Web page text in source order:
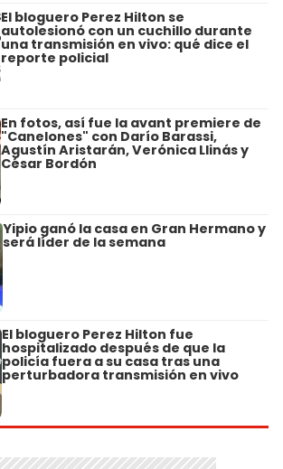
El bloguero Perez Hilton se
autolesionó con un cuchillo durante
una transmisión en vivo: qué dice el
reporte policial
En fotos, así fue la avant premiere de
"Canelones" con Darío Barassi,
Agustín Aristarán, Verónica Llinás y
César Bordón
Yipio ganó la casa en Gran Hermano y
será líder de la semana
El bloguero Perez Hilton fue
hospitalizado después de que la
policía fuera a su casa tras una
perturbadora transmisión en vivo